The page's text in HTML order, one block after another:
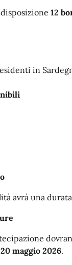
12
in
avrà una
20 maggio 2026.